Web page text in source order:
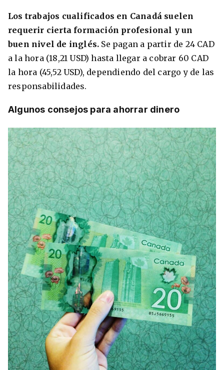
Los trabajos cualificados en Canadá suelen
requerir cierta formación profesional y un
buen nivel de inglés. Se pagan a partir de 24 CAD
a la hora (18,21 USD) hasta llegar a cobrar 60 CAD
la hora (45,52 USD), dependiendo del cargo y de las
responsabilidades.
Algunos consejos para ahorrar dinero